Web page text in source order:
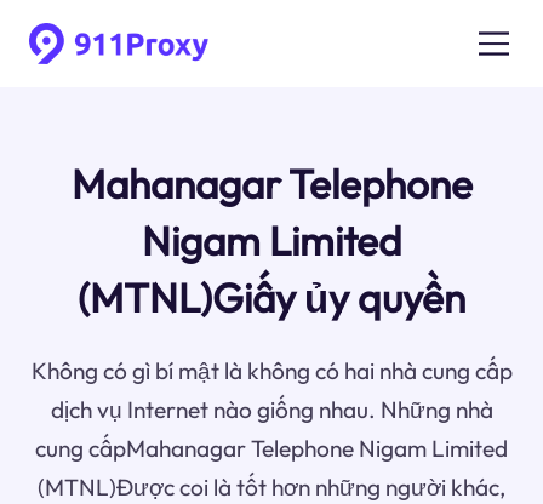
Mahanagar Telephone
Nigam Limited
(MTNL)Giấy ủy quyền
Không có gì bí mật là không có hai nhà cung cấp
dịch vụ Internet nào giống nhau. Những nhà
cung cấpMahanagar Telephone Nigam Limited
(MTNL)Được coi là tốt hơn những người khác,